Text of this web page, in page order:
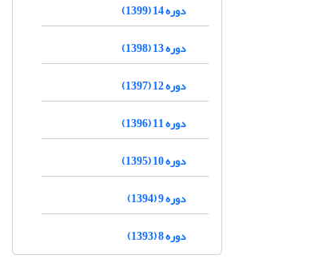
دوره 14 (1399)
دوره 13 (1398)
دوره 12 (1397)
دوره 11 (1396)
دوره 10 (1395)
دوره 9 (1394)
دوره 8 (1393)